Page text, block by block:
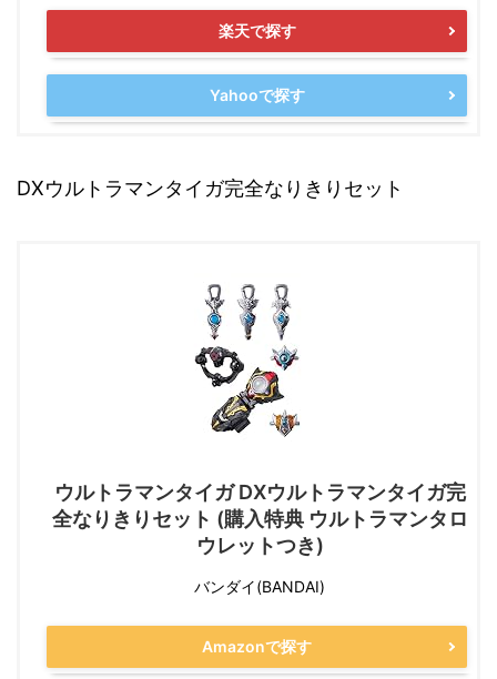
楽天で探す
Yahooで探す
DXウルトラマンタイガ完全なりきりセット
ウルトラマンタイガ DXウルトラマンタイガ完
全なりきりセット (購入特典 ウルトラマンタロ
ウレットつき)
バンダイ(BANDAI)
Amazonで探す